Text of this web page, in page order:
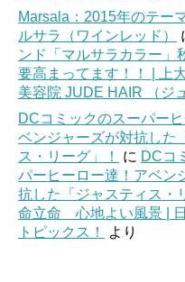
Marsala：2015年のテー
ルサラ（ワインレッド）
ンド「マルサラカラー」
要高まってます！！ | 上
美容院 JUDE HAIR （ジ
DCコミックのスーパー
ベンジャーズが対抗した
ス・リーグ」！
に DCコ
パーヒーロー達！アベン
抗した「ジャスティス・
命立命 心地よい風景 |
トピックス！
より